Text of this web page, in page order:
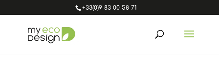
+33(0)9 83 00 58 71